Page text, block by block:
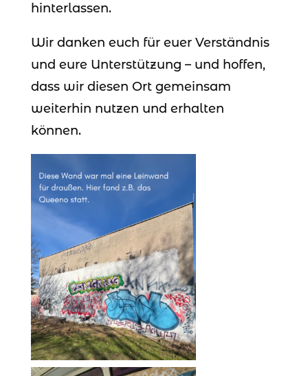
hinterlassen.
Wir danken euch für euer Verständnis
und eure Unterstützung – und hoffen,
dass wir diesen Ort gemeinsam
weiterhin nutzen und erhalten
können.